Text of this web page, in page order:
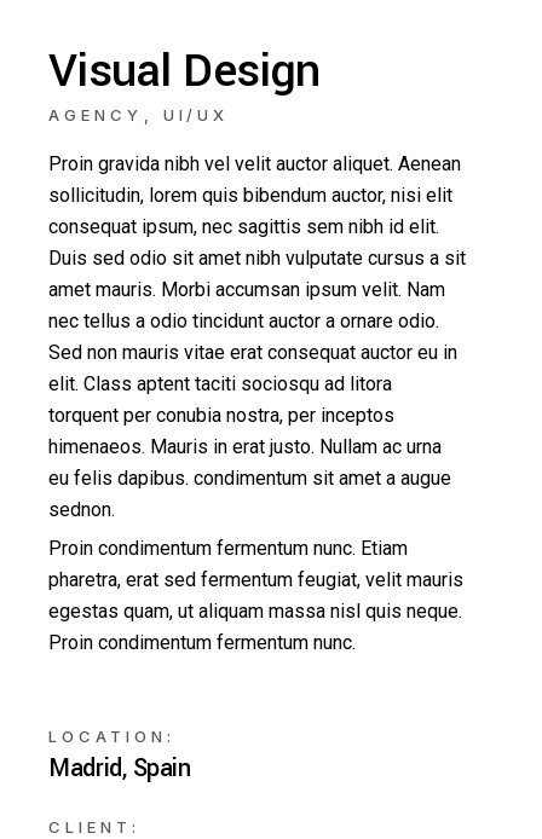
Visual Design
AGENCY UI/UX
Proin gravida nibh vel velit auctor aliquet. Aenean
sollicitudin, lorem quis bibendum auctor, nisi elit
consequat ipsum, nec sagittis sem nibh id elit.
Duis sed odio sit amet nibh vulputate cursus a sit
amet mauris. Morbi accumsan ipsum velit. Nam
nec tellus a odio tincidunt auctor a ornare odio.
Sed non mauris vitae erat consequat auctor eu in
elit. Class aptent taciti sociosqu ad litora
torquent per conubia nostra, per inceptos
himenaeos. Mauris in erat justo. Nullam ac urna
eu felis dapibus. condimentum sit amet a augue
sednon.
Proin condimentum fermentum nunc. Etiam
pharetra, erat sed fermentum feugiat, velit mauris
egestas quam, ut aliquam massa nisl quis neque.
Proin condimentum fermentum nunc.
LOCATION:
Madrid, Spain
CLIENT: